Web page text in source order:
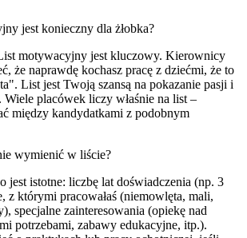
jest konieczny dla żłobka?
motywacyjny jest kluczowy. Kierownicy
że naprawdę kochasz pracę z dziećmi, że to
List jest Twoją szansą na pokazanie pasji i
placówek liczy właśnie na list –
między kandydatkami z podobnym
wymienić w liście?
jest istotne: liczbę lat doświadczenia (np. 3
z którymi pracowałaś (niemowlęta, mali,
specjalne zainteresowania (opiekę nad
potrzebami, zabawy edukacyjne, itp.).